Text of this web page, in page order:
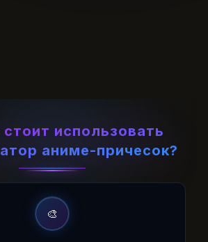
использовать
аниме-причесок?
🎨